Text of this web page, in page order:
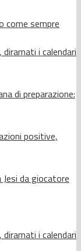
come sempre
i calendari
di preparazione:
positive,
Jesi da giocatore
i calendari